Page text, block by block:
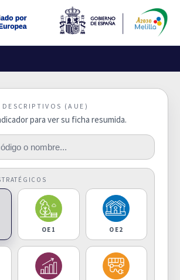
(AUE)
para ver su ficha resumida.
OE1
OE2